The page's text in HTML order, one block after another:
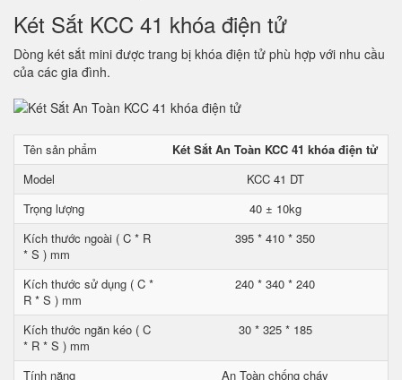
Két Sắt KCC 41 khóa điện tử
Dòng két sắt mini được trang bị khóa điện tử phù hợp với nhu cầu
của các gia đình.
Tên sản phẩm
Két Sắt An Toàn KCC 41 khóa điện tử
Model
KCC 41 DT
Trọng lượng
40 ± 10kg
Kích thước ngoài ( C * R
* S ) mm
395 * 410 * 350
Kích thước sử dụng ( C *
R * S ) mm
240 * 340 * 240
Kích thước ngăn kéo ( C
* R * S ) mm
30 * 325 * 185
Tính năng
An Toàn chống cháy